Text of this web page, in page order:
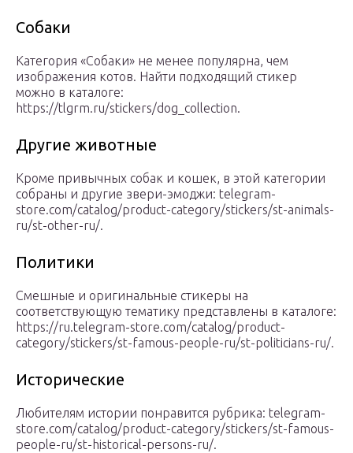
Собаки
Категория «Собаки» не менее популярна, чем
изображения котов. Найти подходящий стикер
можно в каталоге:
https://tlgrm.ru/stickers/dog_collection.
Другие животные
Кроме привычных собак и кошек, в этой категории
собраны и другие звери-эмоджи: telegram-
store.com/catalog/product-category/stickers/st-animals-
ru/st-other-ru/.
Политики
Смешные и оригинальные стикеры на
соответствующую тематику представлены в каталоге:
https://ru.telegram-store.com/catalog/product-
category/stickers/st-famous-people-ru/st-politicians-ru/.
Исторические
Любителям истории понравится рубрика: telegram-
store.com/catalog/product-category/stickers/st-famous-
people-ru/st-historical-persons-ru/.